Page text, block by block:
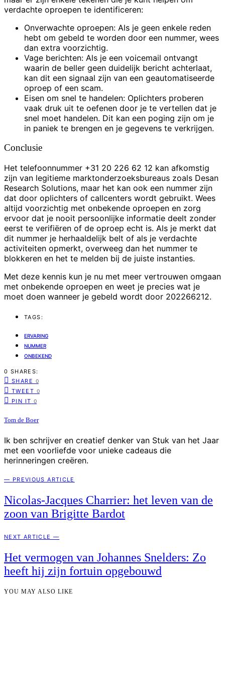
verdachte oproepen te identificeren:
Onverwachte oproepen: Als je geen enkele reden
hebt om gebeld te worden door een nummer, wees
dan extra voorzichtig.
Vage berichten: Als je een voicemail ontvangt
waarin de beller geen duidelijk bericht achterlaat,
kan dit een signaal zijn van een geautomatiseerde
oproep of een scam.
Eisen om snel te handelen: Oplichters proberen
vaak druk uit te oefenen door je te vertellen dat je
snel moet handelen. Dit kan een poging zijn om je
in paniek te brengen en je gegevens te verkrijgen.
Conclusie
Het telefoonnummer +31 20 226 62 12 kan afkomstig
zijn van legitieme marktonderzoeksbureaus zoals Desan
Research Solutions, maar het kan ook een nummer zijn
dat door oplichters of callcenters wordt gebruikt. Wees
altijd voorzichtig met onbekende oproepen en zorg
ervoor dat je nooit persoonlijke informatie deelt zonder
eerst te verifiëren of de oproep echt is. Als je merkt dat
dit nummer je herhaaldelijk belt of als je verdachte
activiteiten opmerkt, overweeg dan het nummer te
blokkeren en het te melden bij de juiste instanties.
Met deze kennis kun je nu met meer vertrouwen omgaan
met onbekende oproepen en weet je precies wat je
moet doen wanneer je gebeld wordt door 202266212.
TAGS:
ERVARING
NUMMER
ONBEKEND
0 SHARES:
SHARE 0
TWEET 0
PIN IT 0
Tom de Boer
Ik ben schrijver en creatief denker van Stuk van het Jaar
met een voorliefde voor unieke cadeaus die
herinneringen creëren.
— PREVIOUS ARTICLE
Nicolas-Jacques Charrier: het leven van de
zoon van Brigitte Bardot
NEXT ARTICLE —
Het vermogen van Johannes Snelders: Zo
heeft hij zijn fortuin opgebouwd
YOU MAY ALSO LIKE